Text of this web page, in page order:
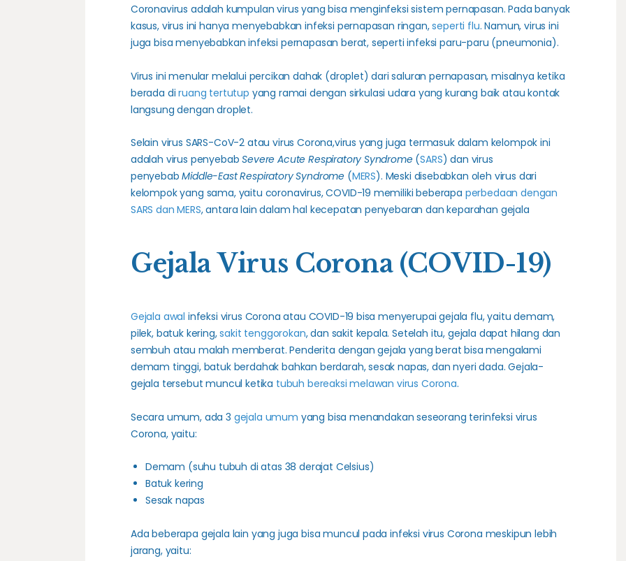
Coronavirus adalah kumpulan virus yang bisa menginfeksi sistem pernapasan. Pada banyak
kasus, virus ini hanya menyebabkan infeksi pernapasan ringan,seperti flu. Namun, virus ini
juga bisa menyebabkan infeksi pernapasan berat, seperti infeksi paru-paru (pneumonia).
Virus ini menular melalui percikan dahak (droplet) dari saluran pernapasan, misalnya ketika
berada diruang tertutup yang ramai dengan sirkulasi udara yang kurang baik atau kontak
langsung dengan droplet.
Selain virus SARS-CoV-2 atau virus Corona,virus yang juga termasuk dalam kelompok ini
adalah virus penyebabSevere Acute Respiratory Syndrome(SARS) dan virus
penyebabMiddle-East Respiratory Syndrome (MERS). Meski disebabkan oleh virus dari
kelompok yang sama, yaitu coronavirus, COVID-19 memiliki beberapa perbedaan dengan
SARS dan MERS, antara lain dalam hal kecepatan penyebaran dan keparahan gejala
Gejala Virus Corona (COVID-19)
Gejala awal infeksi virus Corona atau COVID-19 bisa menyerupai gejala flu, yaitu demam,
pilek, batuk kering,sakit tenggorokan, dan sakit kepala. Setelah itu, gejala dapat hilang dan
sembuh atau malah memberat. Penderita dengan gejala yang berat bisa mengalami
demam tinggi, batuk berdahak bahkan berdarah, sesak napas, dan nyeri dada. Gejala-
gejala tersebut muncul ketika tubuh bereaksi melawan virus Corona.
Secara umum, ada 3 gejala umum yang bisa menandakan seseorang terinfeksi virus
Corona, yaitu:
Demam (suhu tubuh di atas 38 derajat Celsius)
Batuk kering
Sesak napas
Ada beberapa gejala lain yang juga bisa muncul pada infeksi virus Corona meskipun lebih
jarang, yaitu: